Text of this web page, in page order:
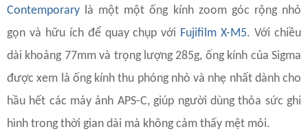
Contemporary là một một ống kính zoom góc rộng nhỏ
gọn và hữu ích để quay chụp với Fujifilm X-M5. Với chiều
dài khoảng 77mm và trọng lượng 285g, ống kính của Sigma
được xem là ống kính thu phóng nhỏ và nhẹ nhất dành cho
hầu hết các máy ảnh APS-C, giúp người dùng thỏa sức ghi
hình trong thời gian dài mà không cảm thấy mệt mỏi.